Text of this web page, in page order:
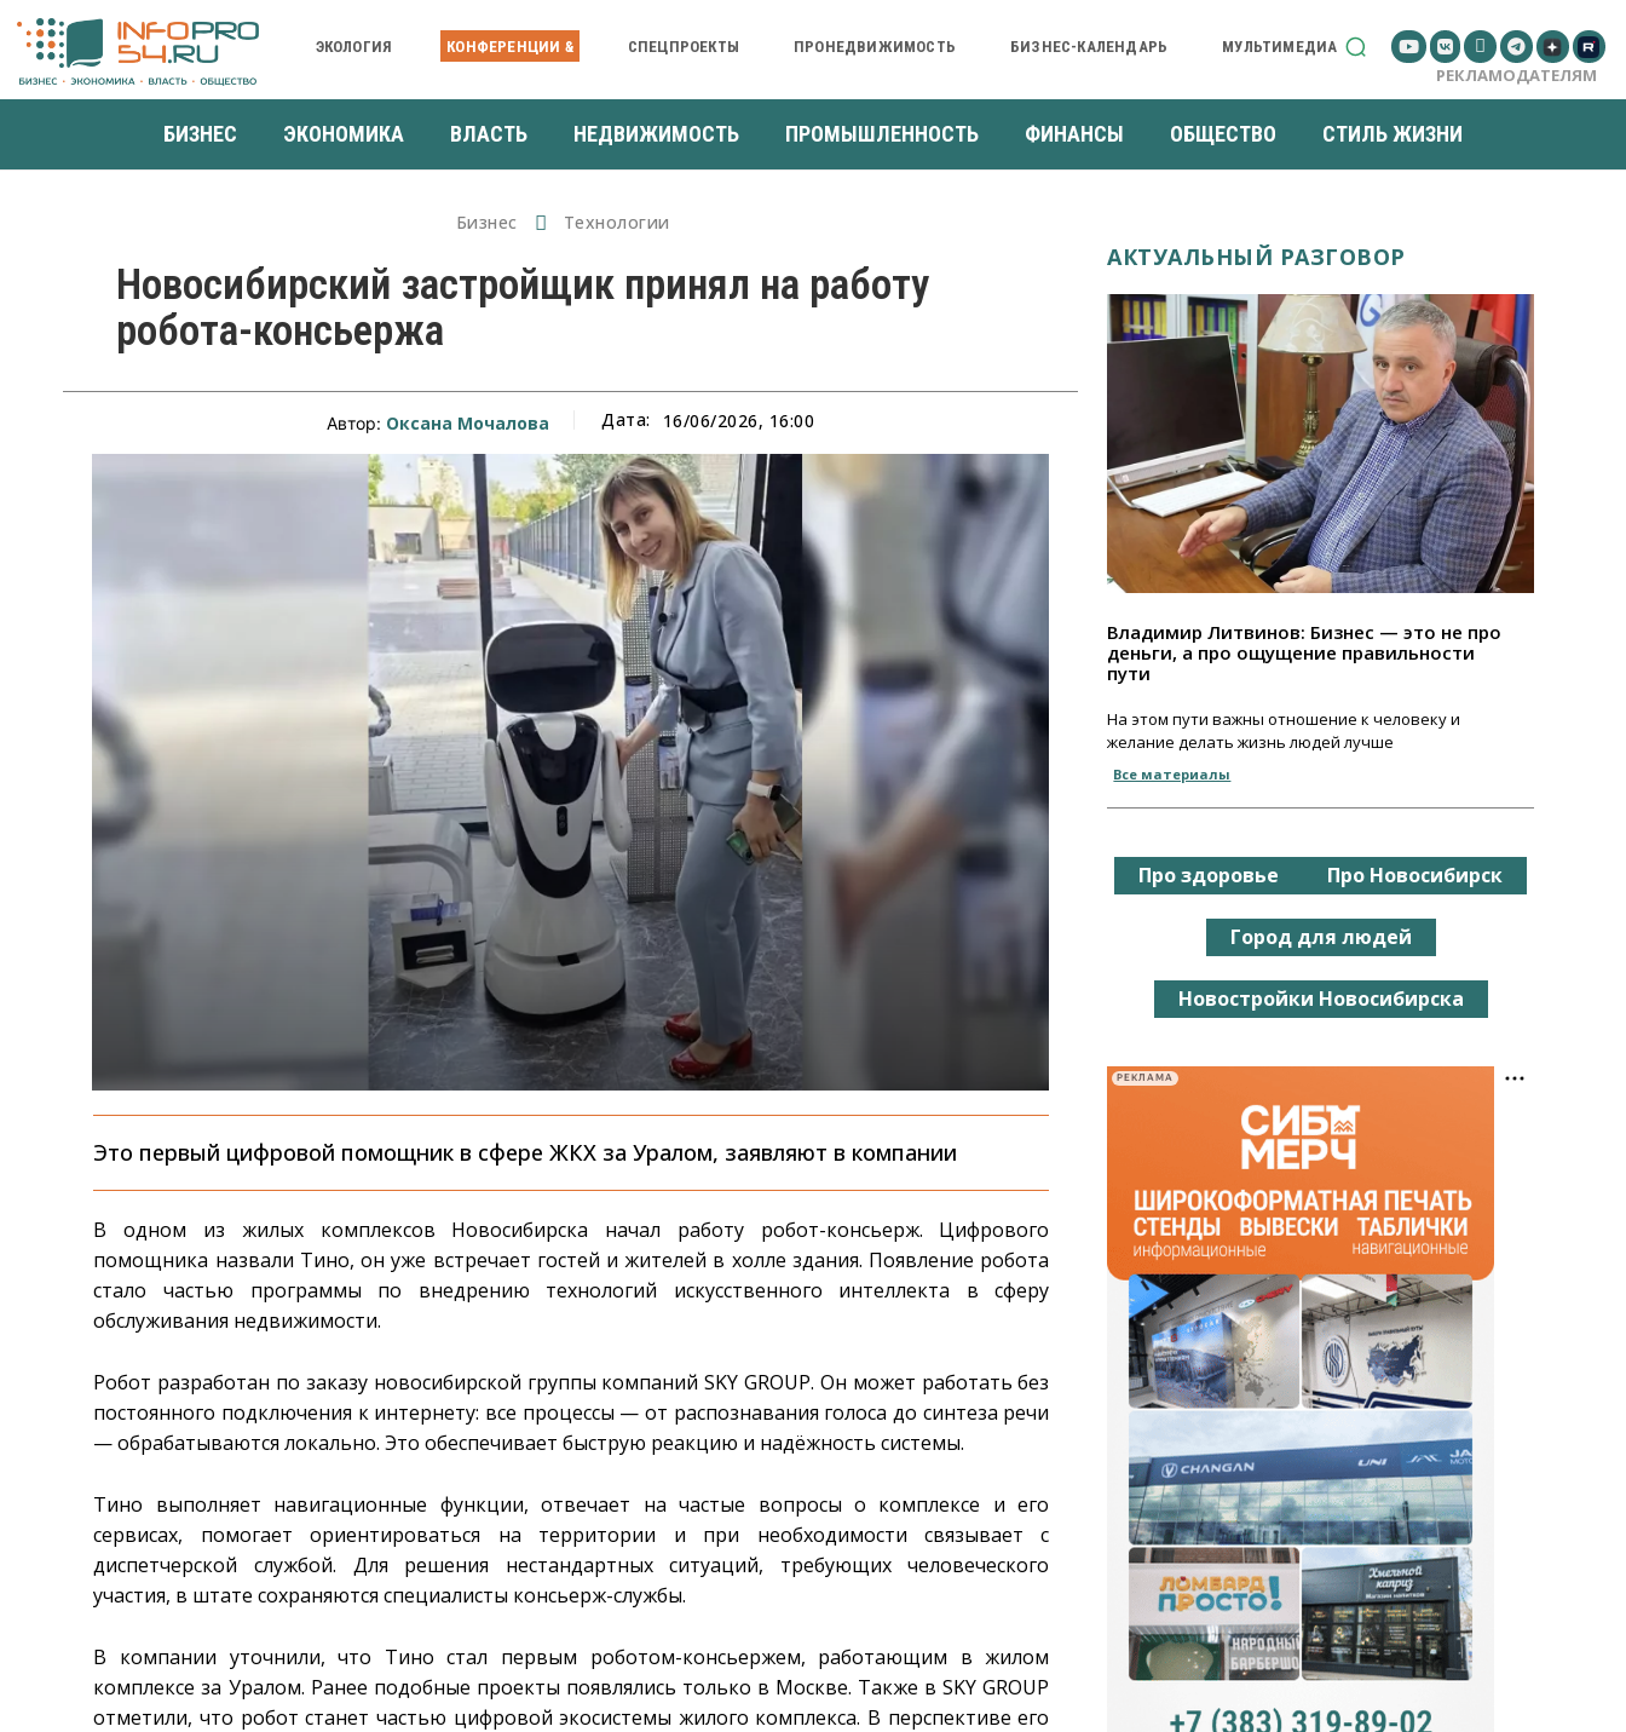
ЭКОЛОГИЯ КОНФЕРЕНЦИИ & СПЕЦПРОЕКТЫ ПРОНЕДВИЖИМОСТЬ БИЗНЕС-КАЛЕНДАРЬ МУЛЬТИМЕДИА
РЕКЛАМОДАТЕЛЯМ
БИЗНЕС ЭКОНОМИКА ВЛАСТЬ НЕДВИЖИМОСТЬ ПРОМЫШЛЕННОСТЬ ФИНАНСЫ ОБЩЕСТВО СТИЛЬ ЖИЗНИ
Бизнес Технологии
Новосибирский застройщик принял на работу
робота-консьержа
Автор: Оксана Мочалова Дата: 16/06/2026, 16:00
Это первый цифровой помощник в сфере ЖКХ за Уралом, заявляют в компании
В одном из жилых комплексов Новосибирска начал работу робот-консьерж. Цифрового
помощника назвали Тино, он уже встречает гостей и жителей в холле здания. Появление робота
стало частью программы по внедрению технологий искусственного интеллекта в сферу
обслуживания недвижимости.
Робот разработан по заказу новосибирской группы компаний SKY GROUP. Он может работать без
постоянного подключения к интернету: все процессы — от распознавания голоса до синтеза речи
— обрабатываются локально. Это обеспечивает быструю реакцию и надёжность системы.
Тино выполняет навигационные функции, отвечает на частые вопросы о комплексе и его
сервисах, помогает ориентироваться на территории и при необходимости связывает с
диспетчерской службой. Для решения нестандартных ситуаций, требующих человеческого
участия, в штате сохраняются специалисты консьерж-службы.
В компании уточнили, что Тино стал первым роботом-консьержем, работающим в жилом
комплексе за Уралом. Ранее подобные проекты появлялись только в Москве. Также в SKY GROUP
отметили, что робот станет частью цифровой экосистемы жилого комплекса. В перспективе его
АКТУАЛЬНЫЙ РАЗГОВОР
Владимир Литвинов: Бизнес — это не про
деньги, а про ощущение правильности
пути
На этом пути важны отношение к человеку и
желание делать жизнь людей лучше
Все материалы
Про здоровье Про Новосибирск
Город для людей
Новостройки Новосибирска
РЕКЛАМА